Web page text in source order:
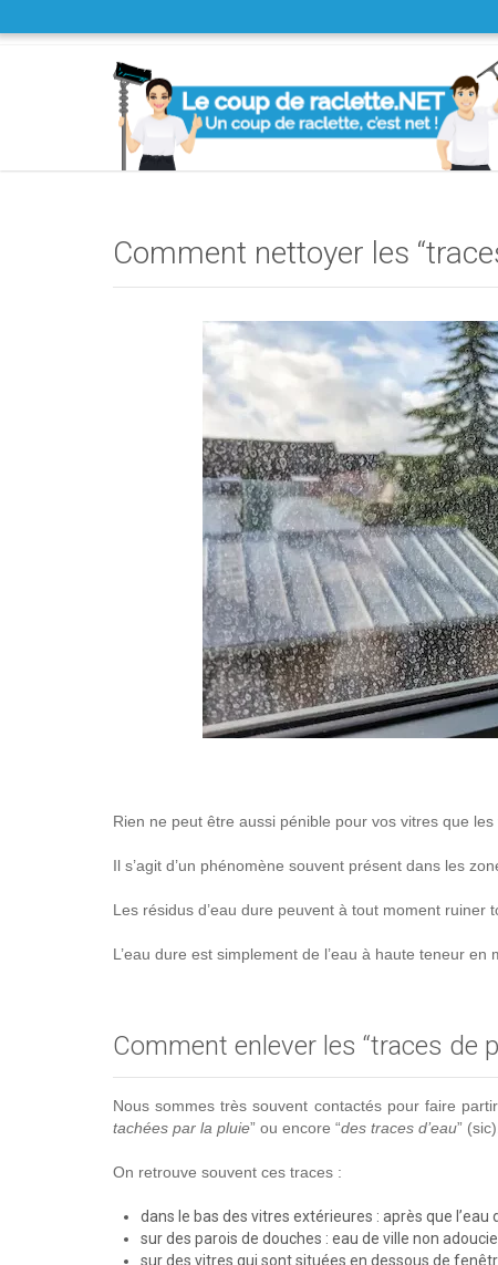
Comment nettoyer les
Rien ne peut être aussi pénible pour vos vitres que
Il s’agit d’un phénomène souvent présent dans les
Les résidus d’eau dure peuvent à tout moment
L’eau dure est simplement de l’eau à haute teneur en
Comment enlever les “traces de
Nous sommes très souvent contactés pour faire
tachées par la pluie” ou encore “des traces d’eau” (sic).
On retrouve souvent ces traces :
dans le bas des vitres extérieures : après que
sur des parois de douches : eau de ville non
sur des vitres qui sont situées en dessous de